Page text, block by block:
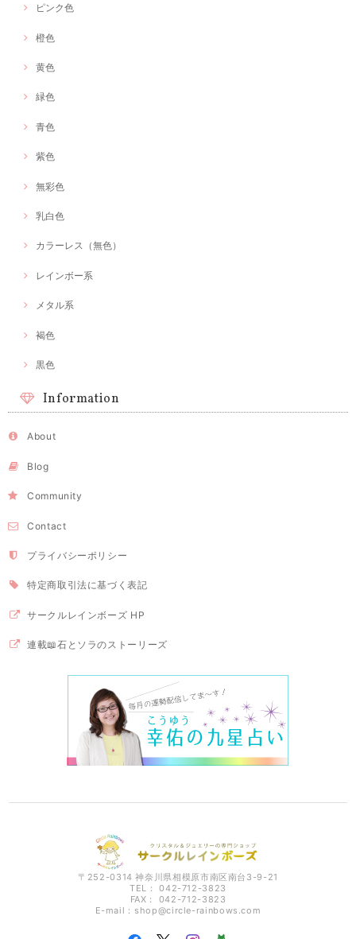
ピンク色
橙色
黄色
緑色
青色
紫色
無彩色
乳白色
カラーレス（無色）
レインボー系
メタル系
褐色
黒色
Information
About
Blog
Community
Contact
プライバシーポリシー
特定商取引法に基づく表記
サークルレインボーズ HP
連載📖石とソラのストーリーズ
〒252-0314 神奈川県相模原市南区南台3-9-21
TEL： 042-712-3823
FAX： 042-712-3823
E-mail： shop@circle-rainbows.com